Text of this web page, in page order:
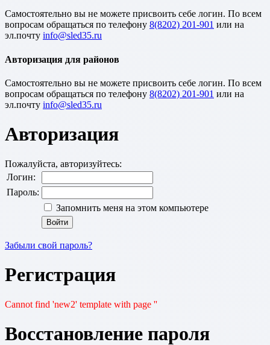
Cамостоятельно вы не можете присвоить себе логин. По всем
вопросам обращаться по телефону 8(8202) 201-901 или на
эл.почту
Авторизация для районов
Cамостоятельно вы не можете присвоить себе логин. По всем
вопросам обращаться по телефону 8(8202) 201-901 или на
эл.почту
Авторизация
Пожалуйста, авторизуйтесь:
Логин:
Пароль:
Запомнить меня на этом компьютере
Забыли свой пароль?
Регистрация
Cannot find 'new2' template with page ''
Восстановление пароля